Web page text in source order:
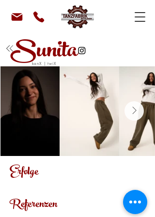
Sunita
kanX | twiX
Erfolge
Referenzen